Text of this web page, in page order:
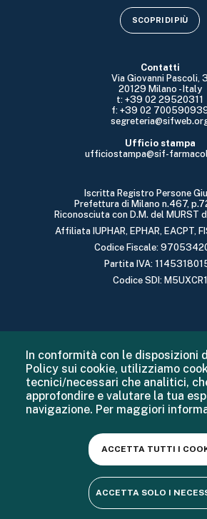
Contatti
Via Giovanni Pascoli, 3
20129 Milano - Italy
t: +39 02 29520311
f: +39 02
Ufficio stampa
ufficiostampa@sif-
Iscritta Registro Persone
Prefettura di Milano n.467,
Riconosciuta con D.M. del MURST
Affiliata IUPHAR, EPHAR, EACPT,
Codice Fiscale:
Partita IVA:
Codice SDI: M5UXCR1
SCOPRI DI PIÙ
In conformità con le disposizioni
Policy sui cookie, utilizziamo
tecnici/necessari che analitici,
approfondire e valutare la tua
navigazione. Per maggiori
ACCETTA SOLO I
ACCETTA TUTTI I